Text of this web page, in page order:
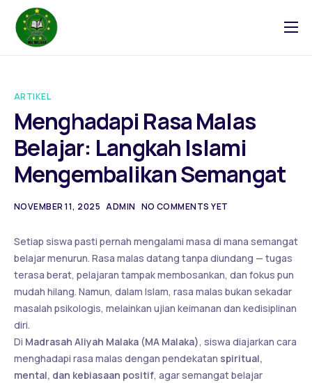
Tentang
Kontak
ARTIKEL
Menghadapi Rasa Malas
Belajar: Langkah Islami
Mengembalikan Semangat
NOVEMBER 11, 2025 ADMIN NO COMMENTS YET
Setiap siswa pasti pernah mengalami masa di mana semangat
belajar menurun. Rasa malas datang tanpa diundang — tugas
terasa berat, pelajaran tampak membosankan, dan fokus pun
mudah hilang. Namun, dalam Islam, rasa malas bukan sekadar
masalah psikologis, melainkan ujian keimanan dan kedisiplinan
diri.
Di Madrasah Aliyah Malaka (MA Malaka), siswa diajarkan cara
menghadapi rasa malas dengan pendekatan spiritual,
mental, dan kebiasaan positif, agar semangat belajar